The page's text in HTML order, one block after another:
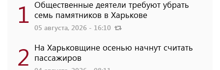
1 Общественные деятели требуют убрать
семь памятников в Харькове
05 августа, 2026 - 16:10
2 На Харьковщине осенью начнут считать
пассажиров